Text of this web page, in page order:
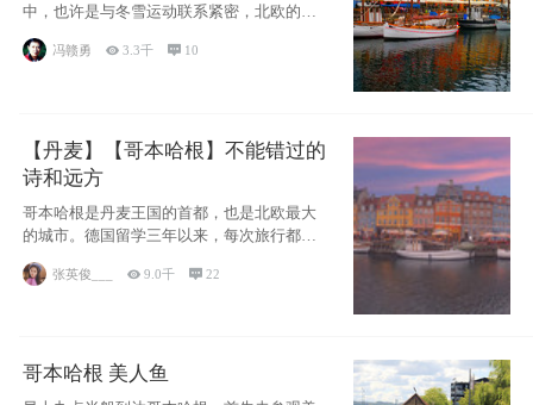
中，也许是与冬雪运动联系紧密，北欧的一
些国家因
冯赣勇 3.3千  10
【丹麦】【哥本哈根】不能错过的
诗和远方
哥本哈根是丹麦王国的首都，也是北欧最大
的城市。德国留学三年以来，每次旅行都是
张英俊___ 9.0千 22
哥本哈根 美人鱼